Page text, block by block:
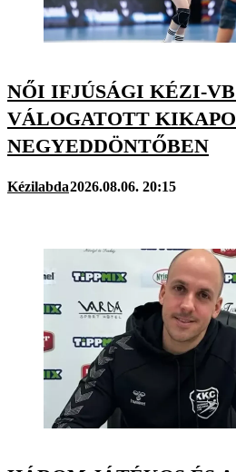
NŐI IFJÚSÁGI KÉZI-
VÁLOGATOTT
NEGYEDDÖNTŐBEN
Kézilabda2026.08.06. 20:15